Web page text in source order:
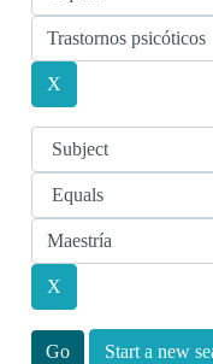
Start a new